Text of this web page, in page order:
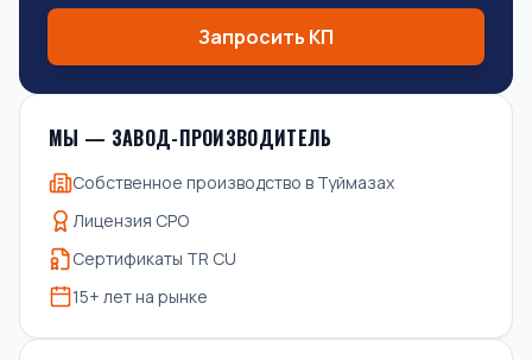
Запросить КП
МЫ — ЗАВОД-ПРОИЗВОДИТЕЛЬ
Собственное производство в Туймазах
Лицензия СРО
Сертификаты TR CU
15+ лет на рынке